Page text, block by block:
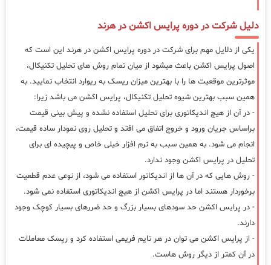
دلیل شرکت در دوره پرایس اکشن در هرند
یکی از دلایل مهم برای شرکت در دوره پرایس اکشن در هرند این است که
اصول پرایس اکشن باعث میشود از میان تمام روش های تحلیل تکنیکال،
موثرترین موقعیت ها را با بهترین میزان ریسک به ریوارد انتخاب نمایید. به
همین سبب بهترین شیوه تحلیل تکنیکال، پرایس اکشن می باشد زیرا:
- در آن از هیچ اندیکاتوری برای تحلیل استفاده نشده و پیش بینی قیمت
براساس جریان ورود و خروج اتفاق می افتد و تحلیل روی نمودار ساده قیمت،
انجام می شود. به همین سبب به نرم افزار خیلی خاص و پیچیده ای برای
تحلیل در پرایس اکشن وجود ندارد.
- روش هایی که در آن ها از اندیکاتور استفاده می شود، از نوعی عدم قطعیت
برخوردار هستند اما در پرایس اکشن از هیچ اندیکاتوری استفاده نمی شود.
- در پرایس اکشن حد سودهای بسیار بزرگ و حد ضررهای بسیار کوچک وجود
دارند.
- از پرایس اکشن می توان در هر تایم فریمی استفاده کرد و ریسک معاملات
در آن کمتر از دیگر روش هاست.